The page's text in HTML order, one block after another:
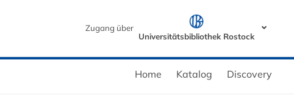
Zugang über
Universitätsbibliothek Rostock
Home Katalog Discovery